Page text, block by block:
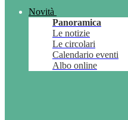
Novità
Panoramica
Le notizie
Le circolari
Calendario eventi
Albo online